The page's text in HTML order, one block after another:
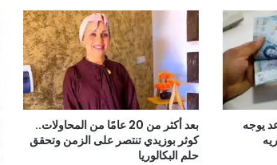
الكوكايين”
!؟!
يوجه
بعد أكثر من 20 عامًا من المحاولات..
كوثر بوزيدي تنتصر على الزمن وتحقق
حلم البكالوريا